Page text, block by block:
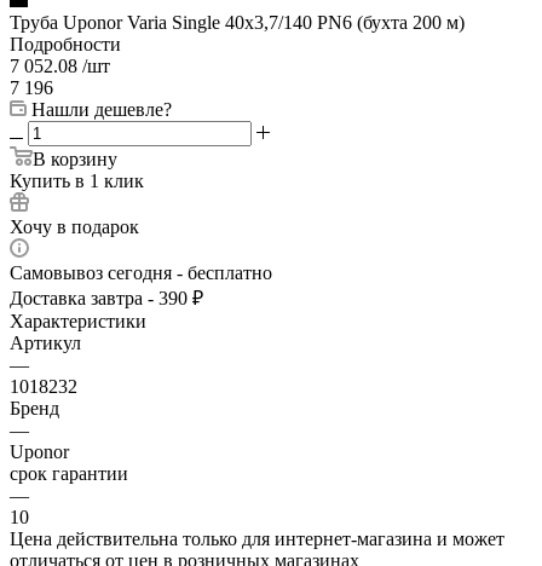
Труба Uponor Varia Single 40x3,7/140 PN6 (бухта 200 м)
Подробности
7 052.08 /шт
7 196
Нашли дешевле?
В корзину
Купить в 1 клик
Хочу в подарок
Самовывоз сегодня - бесплатно
Доставка завтра - 390 ₽
Характеристики
Артикул
—
1018232
Бренд
—
Uponor
срок гарантии
—
10
Цена действительна только для интернет-магазина и может
отличаться от цен в розничных магазинах